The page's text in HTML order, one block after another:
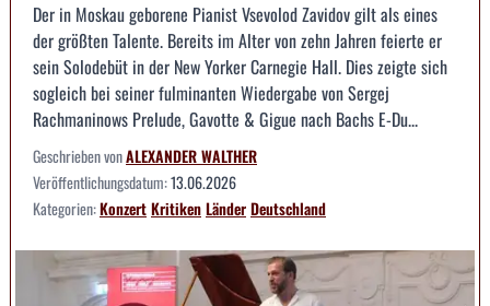
Der in Moskau geborene Pianist Vsevolod Zavidov gilt als eines
der größten Talente. Bereits im Alter von zehn Jahren feierte er
sein Solodebüt in der New Yorker Carnegie Hall. Dies zeigte sich
sogleich bei seiner fulminanten Wiedergabe von Sergej
Rachmaninows Prelude, Gavotte & Gigue nach Bachs E-Du...
Geschrieben vonALEXANDER WALTHER
Veröffentlichungsdatum:13.06.2026
Kategorien:KonzertKritikenLänderDeutschland